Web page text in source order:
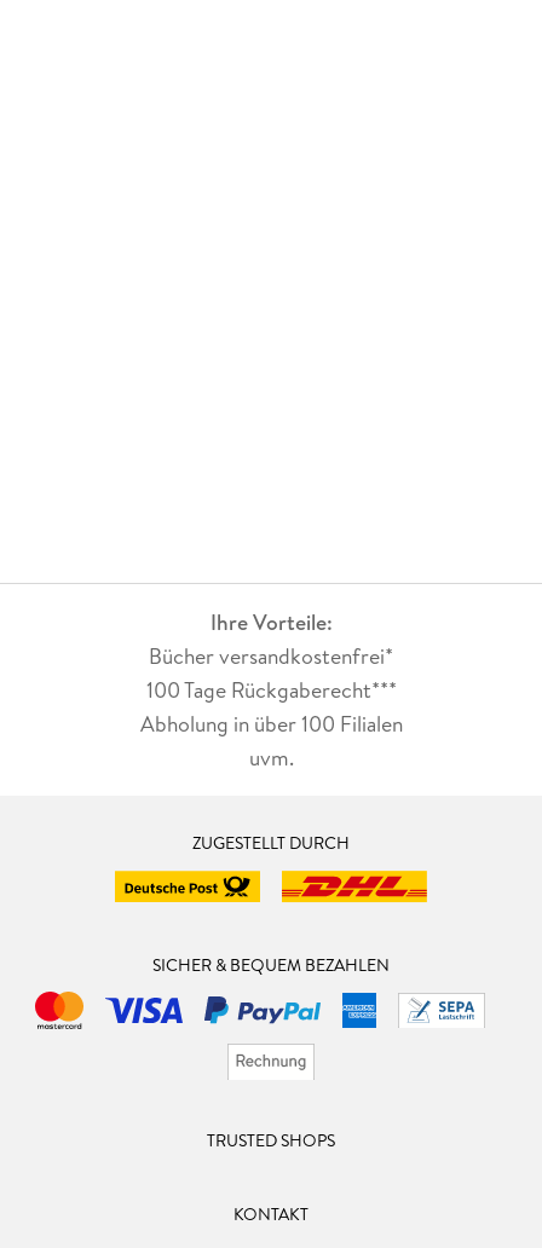
Ihre Vorteile:
Bücher versandkostenfrei*
100 Tage Rückgaberecht***
Abholung in über 100 Filialen
uvm.
ZUGESTELLT DURCH
SICHER & BEQUEM BEZAHLEN
TRUSTED SHOPS
KONTAKT